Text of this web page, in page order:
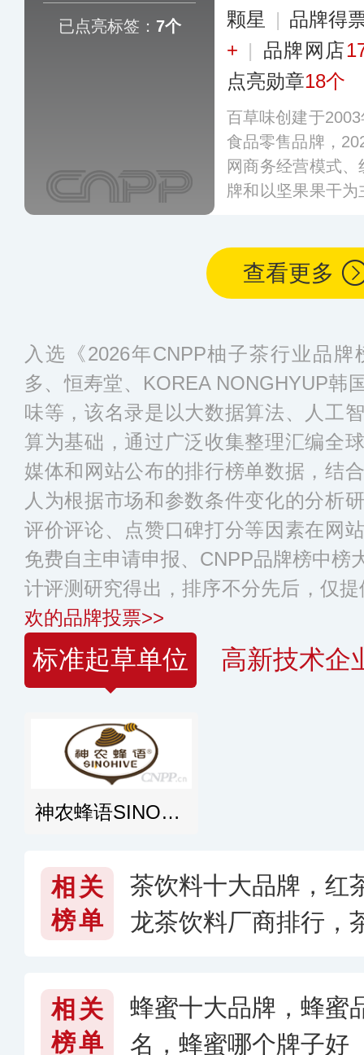
已点亮标签： 7个 颗星 | 品牌得
+ | 品牌网店
点亮勋章18个
百草味创建于
食品零售品牌，
网商务经营模式
牌和以坚果果干
流通全网覆盖。
查看更多
入选《2026年CNPP柚子茶行业品
多、恒寿堂、KOREA NONGHYUP韩
味等，该名录是以大数据算法、人工
算为基础，通过广泛收集整理汇编全
媒体和网站公布的排行榜单数据，结
人为根据市场和参数条件变化的分析
评价评论、点赞口碑打分等因素在网
免费自主申请申报、CNPP品牌榜中榜
计评测研究得出，排序不分先后，仅
欢的品牌投票>>
标准起草单位 高新技术企
神农蜂语SINOHIVE
相关
榜单
茶饮料十大品牌，红
龙茶饮料厂商排行，
相关
榜单
蜂蜜十大品牌，蜂蜜
名，蜂蜜哪个牌子好